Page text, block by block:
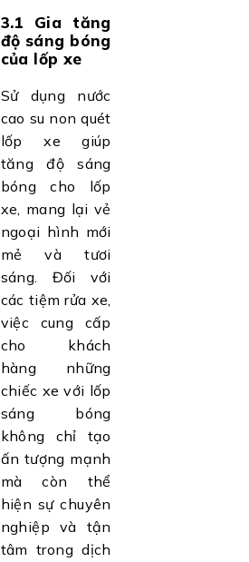
3.1 Gia tăng
độ sáng bóng
của lốp xe
Sử dụng nước
cao su non quét
lốp xe giúp
tăng độ sáng
bóng cho lốp
xe, mang lại vẻ
ngoại hình mới
mẻ và tươi
sáng. Đối với
các tiệm rửa xe,
việc cung cấp
cho khách
hàng những
chiếc xe với lốp
sáng bóng
không chỉ tạo
ấn tượng mạnh
mà còn thể
hiện sự chuyên
nghiệp và tận
tâm trong dịch